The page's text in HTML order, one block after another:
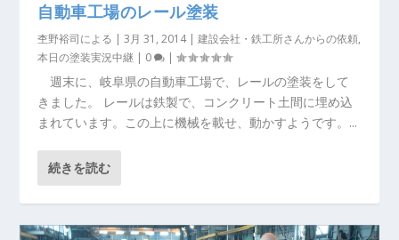
自動車工場のレール塗装
杢野裕司による |3月 31, 2014|建設会社・鉄工所さんからの依頼,
本日の塗装実況中継 | 0 |
週末に、岐阜県の自動車工場で、レールの塗装をして
きました。 レールは鉄製で、コンクリート土間に埋め込
まれています。この上に機械を載せ、動かすようです。...
続きを読む